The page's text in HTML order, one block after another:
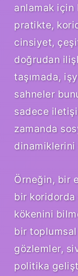
anlamak için
pratikte,
cinsiyet,
doğrudan
taşımada,
sahneler
sadece
zamanda
Örneğin, bir
bir koridorda
kökenini
bir
gözlemler,
politika